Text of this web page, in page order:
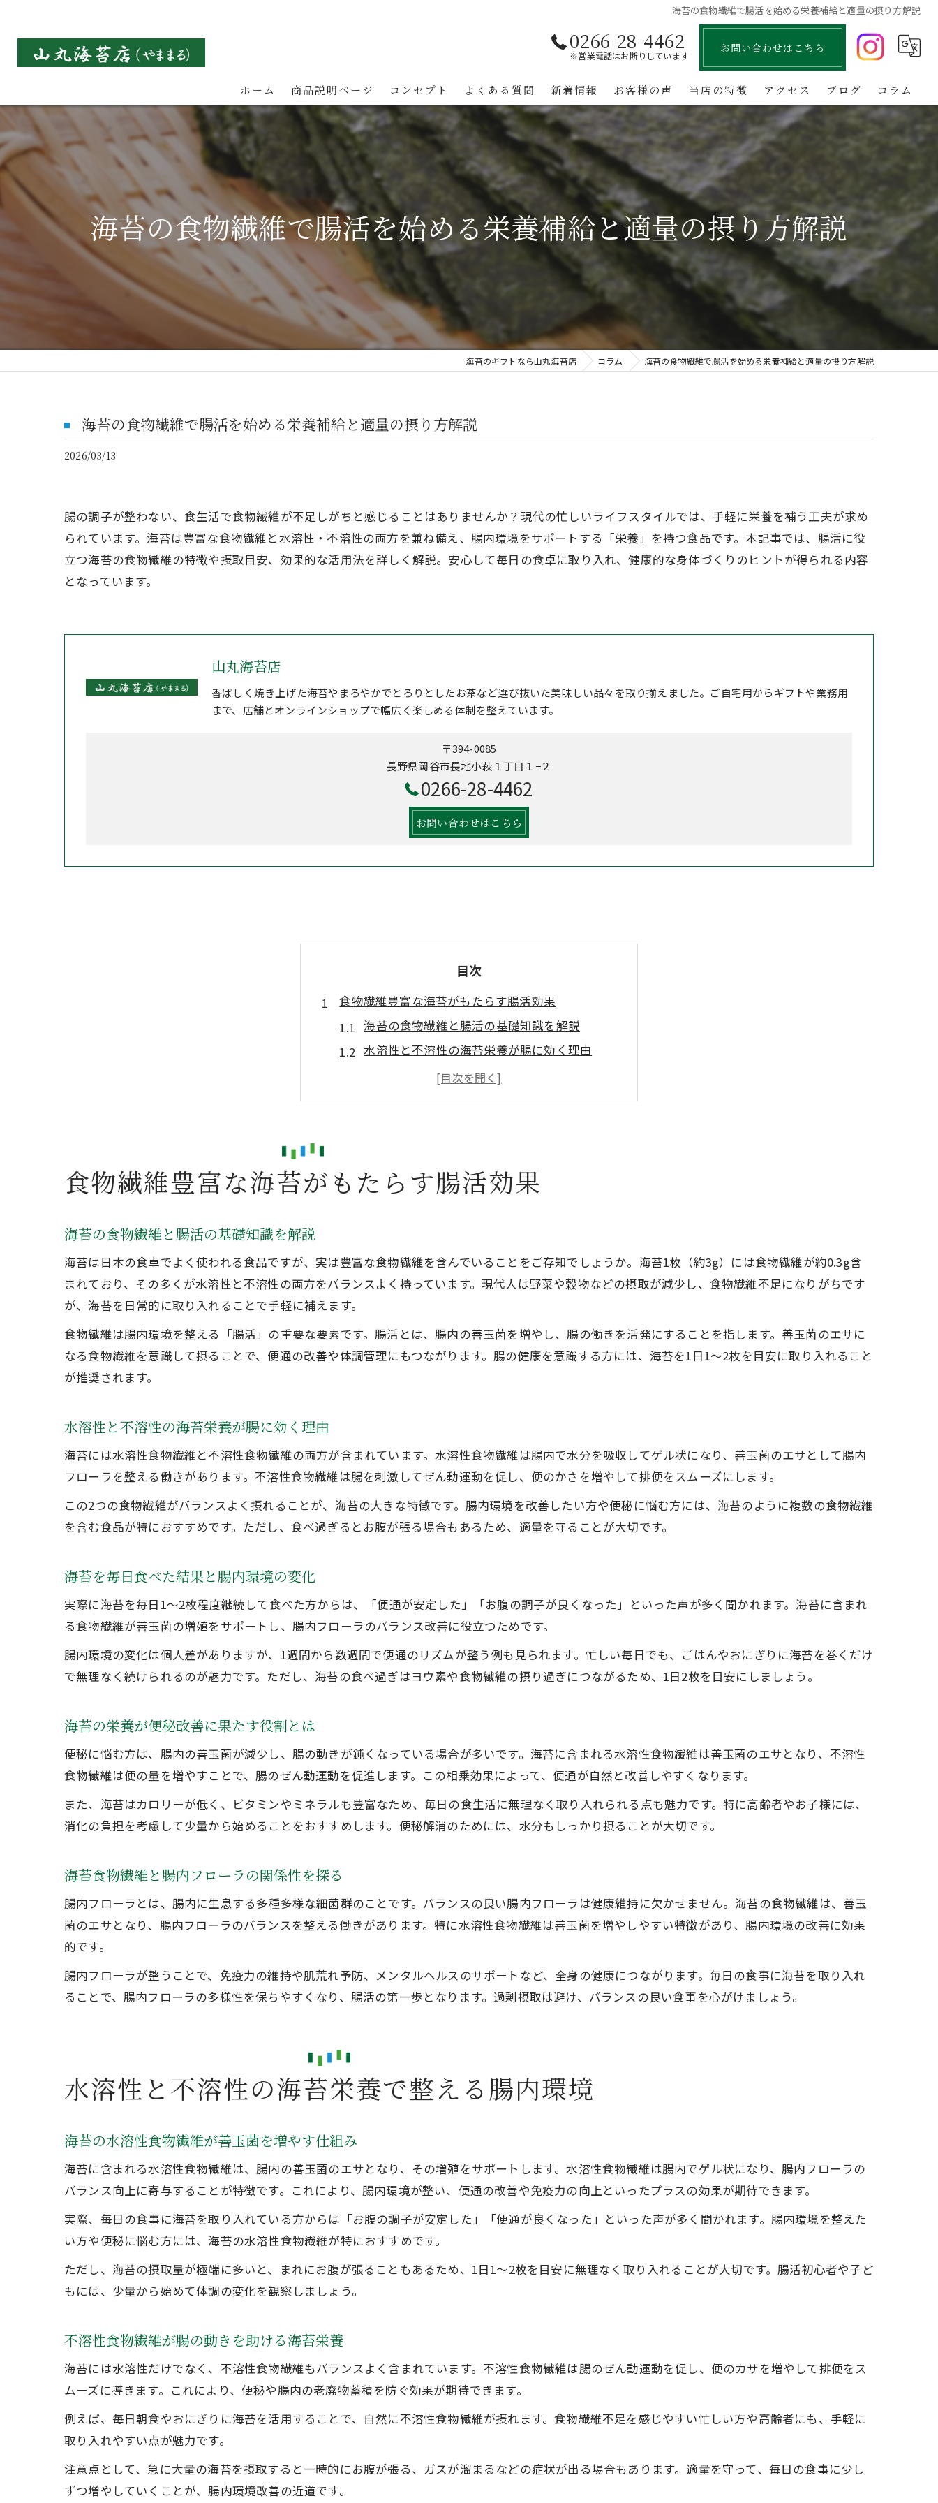
海苔の食物繊維で腸活を始める栄養補給と適量の摂り方解説
0266-28-4462
※営業電話はお断りしています
お問い合わせはこちら
ホーム 商品説明ページ コンセプト よくある質問 新着情報 お客様の声 当店の特徴
国産
お中元
お歳暮
お取り寄せ
業務用
アクセス ブログ コラム
海苔の食物繊維で腸活を始める栄養補給と適量の摂り方解説
海苔のギフトなら山丸海苔店 コラム 海苔の食物繊維で腸活を始める栄養補給と適量の摂り方解説
海苔の食物繊維で腸活を始める栄養補給と適量の摂り方解説
2026/03/13
腸の調子が整わない、食生活で食物繊維が不足しがちと感じることはありませんか？現代の忙しいライフスタイルでは、手軽に栄養を補う工夫が求め
られています。海苔は豊富な食物繊維と水溶性・不溶性の両方を兼ね備え、腸内環境をサポートする「栄養」を持つ食品です。本記事では、腸活に役
立つ海苔の食物繊維の特徴や摂取目安、効果的な活用法を詳しく解説。安心して毎日の食卓に取り入れ、健康的な身体づくりのヒントが得られる内容
となっています。
山丸海苔店
香ばしく焼き上げた海苔やまろやかでとろりとしたお茶など選び抜いた美味しい品々を取り揃えました。ご自宅用からギフトや業務用
まで、店舗とオンラインショップで幅広く楽しめる体制を整えています。
〒394-0085
長野県岡谷市長地小萩１丁目１−２
0266-28-4462
お問い合わせはこちら
目次
食物繊維豊富な海苔がもたらす腸活効果
海苔の食物繊維と腸活の基礎知識を解説
水溶性と不溶性の海苔栄養が腸に効く理由
海苔を毎日食べた結果と腸内環境の変化
海苔の栄養が便秘改善に果たす役割とは
海苔の水溶性食物繊維が善玉菌を増やす仕組み
不溶性食物繊維が腸の動きを助ける海苔栄養
腸内環境を整える海苔の栄養の実力とは
便秘解消サポートに役立つ海苔の力とは
海苔栄養で実感できる便通改善のポイント
便秘対策におすすめの海苔の食べ方と頻度
海苔の食物繊維を効率よく摂取するコツ
海苔の栄養で普段の食事を手軽に腸活化
毎日続ける海苔食物繊維の賢い補給習慣
海苔の食物繊維と栄養摂取量の基準を解説
毎日海苔を食べた結果から見る適量の考え方
海苔栄養で過不足なく食物繊維を摂るコツ
海苔の食物繊維と他食品の組み合わせ例
毎日海苔を食べた人が感じた体調の変化
海苔食物繊維の恩恵と食べ過ぎのリスク
海苔の栄養摂取で現れる食べ過ぎ症状とは
海苔の食物繊維による過剰摂取に注意
食物繊維豊富な海苔がもたらす腸活効果
海苔の食物繊維と腸活の基礎知識を解説
海苔は日本の食卓でよく使われる食品ですが、実は豊富な食物繊維を含んでいることをご存知でしょうか。海苔1枚（約3g）には食物繊維が約0.3g含
まれており、その多くが水溶性と不溶性の両方をバランスよく持っています。現代人は野菜や穀物などの摂取が減少し、食物繊維不足になりがちです
が、海苔を日常的に取り入れることで手軽に補えます。
食物繊維は腸内環境を整える「腸活」の重要な要素です。腸活とは、腸内の善玉菌を増やし、腸の働きを活発にすることを指します。善玉菌のエサに
なる食物繊維を意識して摂ることで、便通の改善や体調管理にもつながります。腸の健康を意識する方には、海苔を1日1～2枚を目安に取り入れること
が推奨されます。
水溶性と不溶性の海苔栄養が腸に効く理由
海苔には水溶性食物繊維と不溶性食物繊維の両方が含まれています。水溶性食物繊維は腸内で水分を吸収してゲル状になり、善玉菌のエサとして腸内
フローラを整える働きがあります。不溶性食物繊維は腸を刺激してぜん動運動を促し、便のかさを増やして排便をスムーズにします。
この2つの食物繊維がバランスよく摂れることが、海苔の大きな特徴です。腸内環境を改善したい方や便秘に悩む方には、海苔のように複数の食物繊維
を含む食品が特におすすめです。ただし、食べ過ぎるとお腹が張る場合もあるため、適量を守ることが大切です。
海苔を毎日食べた結果と腸内環境の変化
実際に海苔を毎日1～2枚程度継続して食べた方からは、「便通が安定した」「お腹の調子が良くなった」といった声が多く聞かれます。海苔に含まれ
る食物繊維が善玉菌の増殖をサポートし、腸内フローラのバランス改善に役立つためです。
腸内環境の変化は個人差がありますが、1週間から数週間で便通のリズムが整う例も見られます。忙しい毎日でも、ごはんやおにぎりに海苔を巻くだけ
で無理なく続けられるのが魅力です。ただし、海苔の食べ過ぎはヨウ素や食物繊維の摂り過ぎにつながるため、1日2枚を目安にしましょう。
海苔の栄養が便秘改善に果たす役割とは
便秘に悩む方は、腸内の善玉菌が減少し、腸の動きが鈍くなっている場合が多いです。海苔に含まれる水溶性食物繊維は善玉菌のエサとなり、不溶性
食物繊維は便の量を増やすことで、腸のぜん動運動を促進します。この相乗効果によって、便通が自然と改善しやすくなります。
また、海苔はカロリーが低く、ビタミンやミネラルも豊富なため、毎日の食生活に無理なく取り入れられる点も魅力です。特に高齢者やお子様には、
消化の負担を考慮して少量から始めることをおすすめします。便秘解消のためには、水分もしっかり摂ることが大切です。
海苔食物繊維と腸内フローラの関係性を探る
腸内フローラとは、腸内に生息する多種多様な細菌群のことです。バランスの良い腸内フローラは健康維持に欠かせません。海苔の食物繊維は、善玉
菌のエサとなり、腸内フローラのバランスを整える働きがあります。特に水溶性食物繊維は善玉菌を増やしやすい特徴があり、腸内環境の改善に効果
的です。
腸内フローラが整うことで、免疫力の維持や肌荒れ予防、メンタルヘルスのサポートなど、全身の健康につながります。毎日の食事に海苔を取り入れ
ることで、腸内フローラの多様性を保ちやすくなり、腸活の第一歩となります。過剰摂取は避け、バランスの良い食事を心がけましょう。
水溶性と不溶性の海苔栄養で整える腸内環境
海苔の水溶性食物繊維が善玉菌を増やす仕組み
海苔に含まれる水溶性食物繊維は、腸内の善玉菌のエサとなり、その増殖をサポートします。水溶性食物繊維は腸内でゲル状になり、腸内フローラの
バランス向上に寄与することが特徴です。これにより、腸内環境が整い、便通の改善や免疫力の向上といったプラスの効果が期待できます。
実際、毎日の食事に海苔を取り入れている方からは「お腹の調子が安定した」「便通が良くなった」といった声が多く聞かれます。腸内環境を整えた
い方や便秘に悩む方には、海苔の水溶性食物繊維が特におすすめです。
ただし、海苔の摂取量が極端に多いと、まれにお腹が張ることもあるため、1日1～2枚を目安に無理なく取り入れることが大切です。腸活初心者や子ど
もには、少量から始めて体調の変化を観察しましょう。
不溶性食物繊維が腸の動きを助ける海苔栄養
海苔には水溶性だけでなく、不溶性食物繊維もバランスよく含まれています。不溶性食物繊維は腸のぜん動運動を促し、便のカサを増やして排便をス
ムーズに導きます。これにより、便秘や腸内の老廃物蓄積を防ぐ効果が期待できます。
例えば、毎日朝食やおにぎりに海苔を活用することで、自然に不溶性食物繊維が摂れます。食物繊維不足を感じやすい忙しい方や高齢者にも、手軽に
取り入れやすい点が魅力です。
注意点として、急に大量の海苔を摂取すると一時的にお腹が張る、ガスが溜まるなどの症状が出る場合もあります。適量を守って、毎日の食事に少し
ずつ増やしていくことが、腸内環境改善の近道です。
お問い合わせはこちら
お問い合わせはこちら